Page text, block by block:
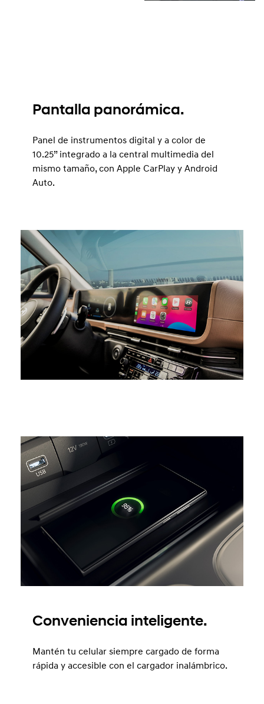
Pantalla panorámica.
Panel de instrumentos digital y a color de
10.25” integrado a la central multimedia del
mismo tamaño, con Apple CarPlay y Android
Auto.
Conveniencia inteligente.
Mantén tu celular siempre cargado de forma
rápida y accesible con el cargador inalámbrico.